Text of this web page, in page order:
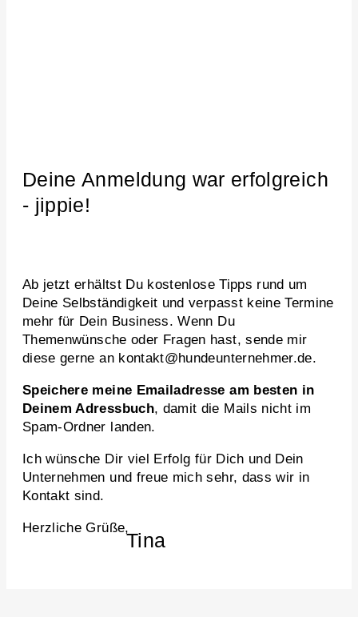
Deine Anmeldung war erfolgreich
- jippie!
Ab jetzt erhältst Du kostenlose Tipps rund um
Deine Selbständigkeit und verpasst keine Termine
mehr für Dein Business. Wenn Du
Themenwünsche oder Fragen hast, sende mir
diese gerne an kontakt@hundeunternehmer.de.
Speichere meine Emailadresse am besten in
Deinem Adressbuch, damit die Mails nicht im
Spam-Ordner landen.
Ich wünsche Dir viel Erfolg für Dich und Dein
Unternehmen und freue mich sehr, dass wir in
Kontakt sind.
Herzliche Grüße,
Tina